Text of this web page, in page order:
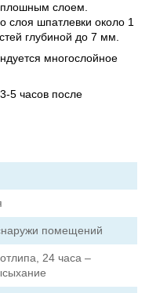
слоем.
слоя шпатлевки около 1
глубиной до 7 мм.
многослойное
5 часов после
помещений
24 часа –